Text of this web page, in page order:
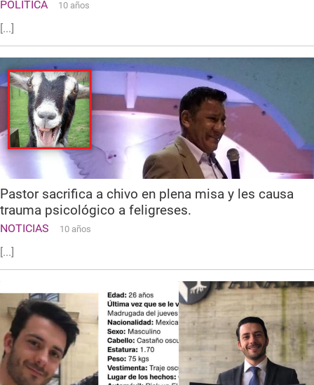
POLITICA 10 años
[...]
Pastor sacrifica a chivo en plena misa y les causa
trauma psicológico a feligreses.
NOTICIAS 10 años
[...]